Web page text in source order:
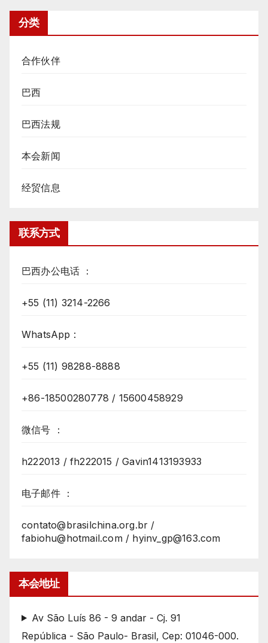
分类
合作伙伴
巴西
巴西法规
本会新闻
经贸信息
联系方式
巴西办公电话 ：
+55 (11) 3214-2266
WhatsApp :
+55 (11) 98288-8888
+86-18500280778 / 15600458929
微信号 ：
h222013 / fh222015 / Gavin1413193933
电子邮件 ：
contato@brasilchina.org.br /
fabiohu@hotmail.com / hyinv_gp@163.com
本会地址
Av São Luís 86 - 9 andar - Cj. 91
República - São Paulo- Brasil, Cep: 01046-000.